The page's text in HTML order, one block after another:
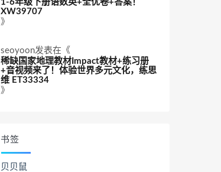
1-6年级下册语数英+全优卷+答案！
XW39707
》
seoyoon发表在《
稀缺国家地理教材Impact教材+练习册
+音视频来了！体验世界多元文化，练思
维 ET33334
》
书签
贝贝鼠